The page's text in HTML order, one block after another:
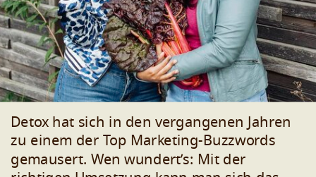
Detox hat sich in den vergangenen Jahren
zu einem der Top Marketing-Buzzwords
gemausert. Wen wundert’s: Mit der